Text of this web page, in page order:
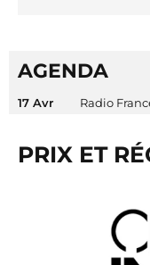
AGENDA
17 Avr Radio
PRIX ET